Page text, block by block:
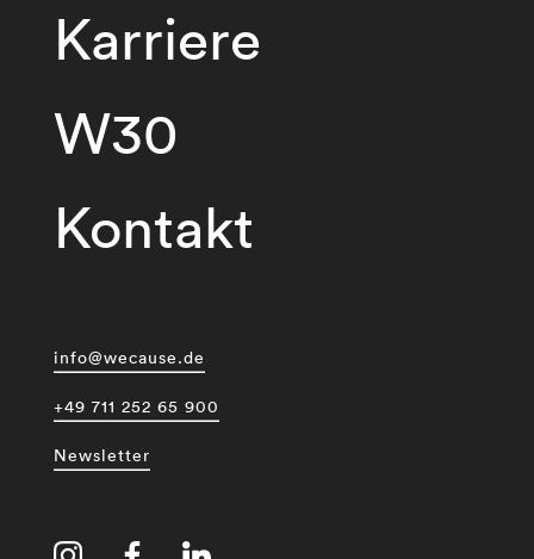
Karriere
W30
Kontakt
info@wecause.de
+49 711 252 65 900
Newsletter